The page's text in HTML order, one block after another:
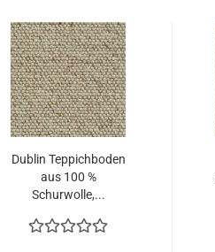
Dublin Teppichboden
aus 100 %
Schurwolle,...